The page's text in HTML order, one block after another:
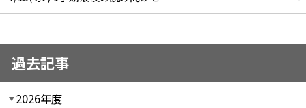
過去記事
2026年度